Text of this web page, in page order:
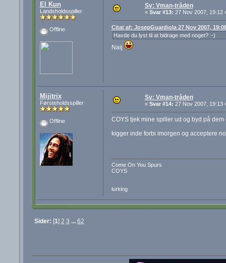
El Kun
Landsholdsspiller
Offline
Sv: Vman-tråden
« Svar #13: 27 Nov 2007, 19:12
Citat af: JosepGuardiola 27 Nov 2007,
Havde du lyst til at bidrage med noget? :-)
Naij
Mijitrix
Førsteholdsspiller
Offline
Sv: Vman-tråden
« Svar #14: 27 Nov 2007, 19:13
COYS tjek mine spiller ud og byd på
kigger inde forbi imorgen og acceptere
Come On You Spurs
COYS
lurking
Sider: [1] 2 3 ... 62